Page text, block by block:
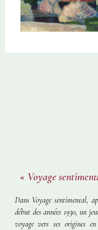
« Voyage
Dans Voyage sentimental,
début des années 1930, un
voyage vers ses origines